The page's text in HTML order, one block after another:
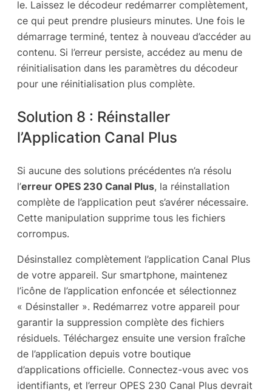
le. Laissez le décodeur redémarrer complètement,
ce qui peut prendre plusieurs minutes. Une fois le
démarrage terminé, tentez à nouveau d’accéder au
contenu. Si l’erreur persiste, accédez au menu de
réinitialisation dans les paramètres du décodeur
pour une réinitialisation plus complète.
Solution 8 : Réinstaller
l’Application Canal Plus
Si aucune des solutions précédentes n’a résolu
l’erreur OPES 230 Canal Plus, la réinstallation
complète de l’application peut s’avérer nécessaire.
Cette manipulation supprime tous les fichiers
corrompus.
Désinstallez complètement l’application Canal Plus
de votre appareil. Sur smartphone, maintenez
l’icône de l’application enfoncée et sélectionnez
« Désinstaller ». Redémarrez votre appareil pour
garantir la suppression complète des fichiers
résiduels. Téléchargez ensuite une version fraîche
de l’application depuis votre boutique
d’applications officielle. Connectez-vous avec vos
identifiants, et l’erreur OPES 230 Canal Plus devrait